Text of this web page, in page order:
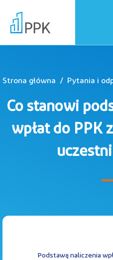
Dla
Dla
Strona główna Pytania i
Co stanowi
wpłat do PPK
Podstawą naliczenia